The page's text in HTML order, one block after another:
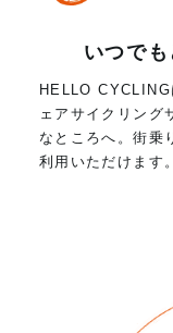
いつで
HELLO CYCLING
ェアサイクリング
なところへ。街乗
利用いただけます。